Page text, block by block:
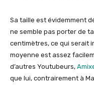
Sa taille est évidemment
ne semble pas porter de
centimètres, ce qui serait
moyenne est assez
d’autres Youtubeurs,
que lui, contrairement à